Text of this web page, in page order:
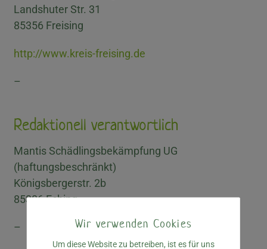
Landshuter Str. 31
85356 Freising
http://www.kreis-freising.de
–
Redaktionell verantwortlich
Mantis Schädlingsbekämpfung UG
(haftungsbeschränkt)
Königsbergerstr. 2b
85386 Eching
– Wir verwenden Cookies
Um diese Website zu betreiben, ist es für uns